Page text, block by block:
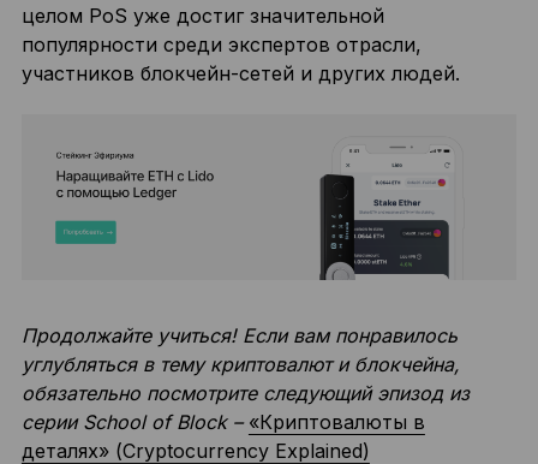
целом PoS уже достиг значительной
популярности среди экспертов отрасли,
участников блокчейн-сетей и других людей.
Продолжайте учиться! Если вам понравилось
углубляться в тему криптовалют и блокчейна,
обязательно посмотрите следующий эпизод из
серии School of Block – «Криптовалюты в
деталях» (Cryptocurrency Explained)